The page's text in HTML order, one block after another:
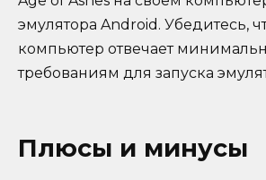
эмулятора Android. Убедитесь,
компьютер отвечает
требованиям для запуска
Плюсы и минусы